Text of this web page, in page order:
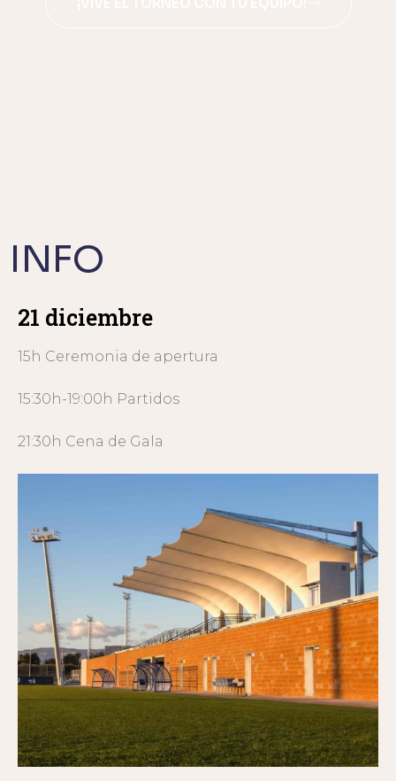
INFO
21 diciembre
15h Ceremonia de apertura
15:30h-19:00h Partidos
21:30h Cena de Gala